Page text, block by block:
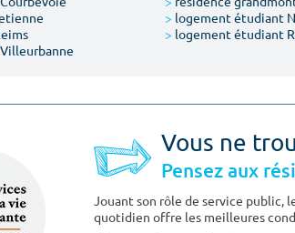
> logement étudiant
> logement étudiant
Vous ne
Pensez aux
Jouant son rôle de service public,
quotidien offre les meilleures